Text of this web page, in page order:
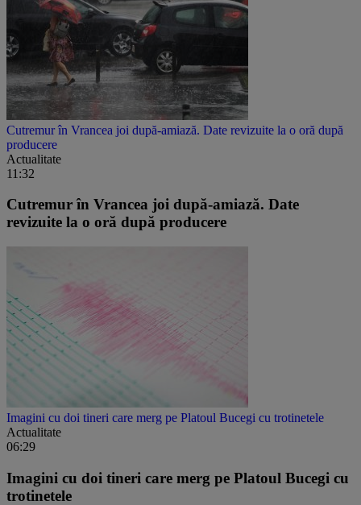
Cutremur în Vrancea joi după-amiază. Date revizuite la o oră după
producere
Actualitate
11:32
Cutremur în Vrancea joi după-amiază. Date
revizuite la o oră după producere
Imagini cu doi tineri care merg pe Platoul Bucegi cu trotinetele
Actualitate
06:29
Imagini cu doi tineri care merg pe Platoul Bucegi cu
trotinetele